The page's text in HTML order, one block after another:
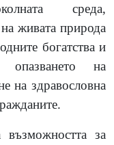
среда,
живата природа
богатства и
опазването на
на здравословна
за